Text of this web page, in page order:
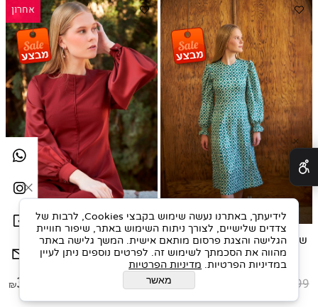
שמלה ויסקוזה מודפסת ריבועים
ירוק
399
₪ 349
אחרון
שמלת סאטן אפרט חמרה
419
₪319
✕
לידיעתך, באתרנו נעשה שימוש בקבצי Cookies, לרבות של
צדדים שלישיים, לצורך ניתוח השימוש באתר, שיפור חוויית
הגלישה והצגת פרסום מותאם אישית. המשך גלישה באתר
מהווה את הסכמתך לשימוש זה. לפרטים נוספים ניתן לעיין
במדיניות הפרטיות. מדיניות הפרטיות
מאשר